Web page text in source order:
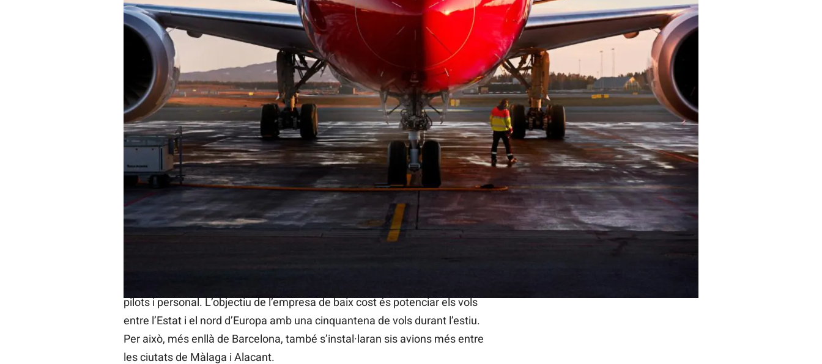
Un avió de Norwegian, la companyia que torna a Barcelona | Twitter
Gabriel González Barcelona
08/04/2023 19:48
La companyia de low cost Norwegiantronarà a tenir una base a l’aeroport
de Barcelonadesprés d’anys d’absència. L’empresa escandinava havia
pilots i personal. L’objectiu de l’empresa de baix cost és potenciar els vols
entre l’Estat i el nord d’Europa amb una cinquantena de vols durant l’estiu.
Per això, més enllà de Barcelona, també s’instal·laran sis avions més entre
les ciutats de Màlaga i Alacant.